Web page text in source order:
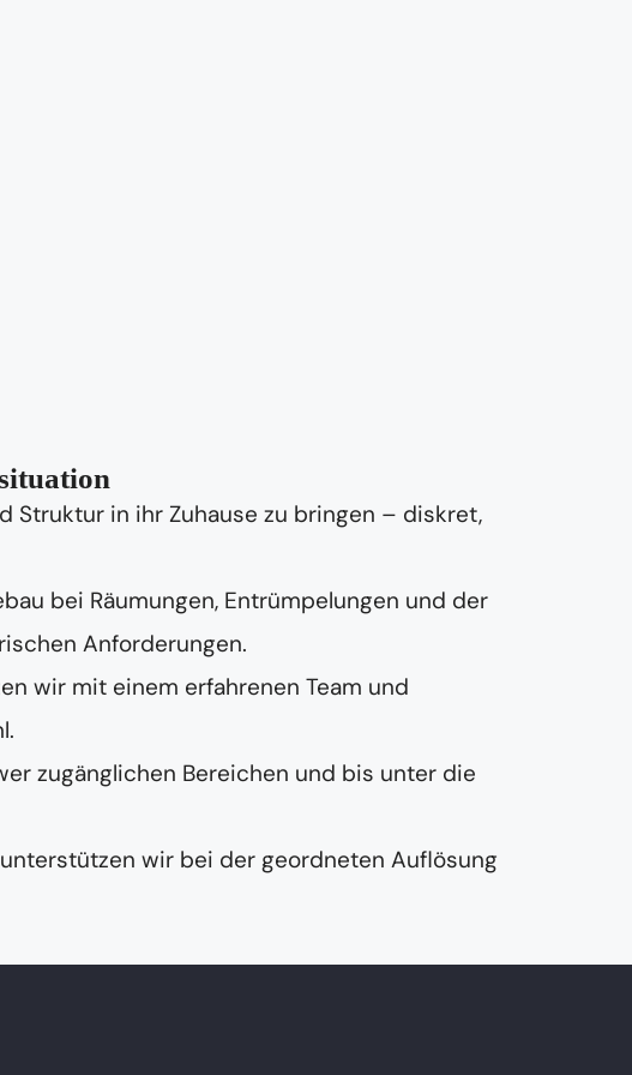
Struktur in ihr Zuhause zu bringen – diskret,
bei Räumungen, Entrümpelungen und der
Anforderungen.
wir mit einem erfahrenen Team und
zugänglichen Bereichen und bis unter die
wir bei der geordneten Auflösung